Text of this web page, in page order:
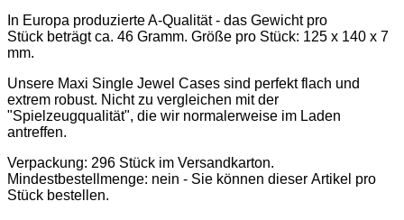
In Europa produzierte A-Qualität - das Gewicht pro
Stück beträgt ca. 46 Gramm. Größe pro Stück: 125 x 140 x 7
mm.
Unsere Maxi Single Jewel Cases sind perfekt flach und
extrem robust. Nicht zu vergleichen mit der
"Spielzeugqualität", die wir normalerweise im Laden
antreffen.
Verpackung: 296 Stück im Versandkarton.
Mindestbestellmenge: nein - Sie können dieser Artikel pro
Stück bestellen.